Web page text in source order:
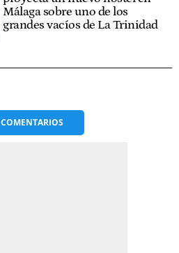
Málaga sobre uno de los
grandes vacíos de La Trinidad
COMENTARIOS